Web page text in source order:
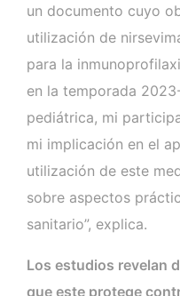
un documento cuyo
utilización de
para la
en la temporada
pediátrica, mi
mi implicación en el
utilización de este
sobre aspectos
sanitario”, explica.
Los estudios revelan
que este protege